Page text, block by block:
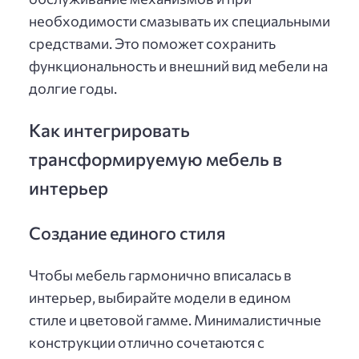
необходимости смазывать их специальными
средствами. Это поможет сохранить
функциональность и внешний вид мебели на
долгие годы.
Как интегрировать
трансформируемую мебель в
интерьер
Создание единого стиля
Чтобы мебель гармонично вписалась в
интерьер, выбирайте модели в едином
стиле и цветовой гамме. Минималистичные
конструкции отлично сочетаются с